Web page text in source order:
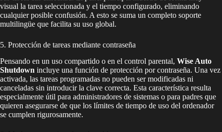
visual la tarea seleccionada y el tiempo configurado, eliminando
cualquier posible confusión. A esto se suma un completo soporte
multilingüe que facilita su uso global.
5. Protección de tareas mediante contraseña
Pensando en un uso compartido o en el control parental, Wise Auto
Shutdown incluye una función de protección por contraseña. Una vez
activada, las tareas programadas no pueden ser modificadas ni
canceladas sin introducir la clave correcta. Esta característica resulta
especialmente útil para administradores de sistemas o para padres que
quieren asegurarse de que los límites de tiempo de uso del ordenador
se cumplen rigurosamente.